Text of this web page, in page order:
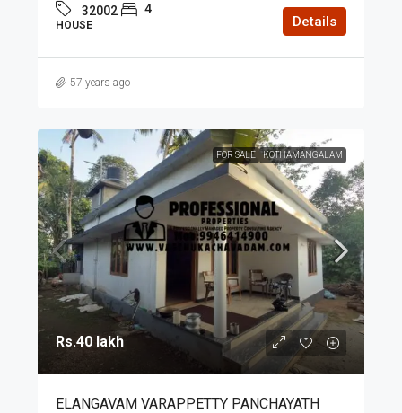
32002 4
HOUSE Details
57 years ago
FOR SALE KOTHAMANGALAM
Rs.40 lakh
ELANGAVAM VARAPPETTY PANCHAYATH